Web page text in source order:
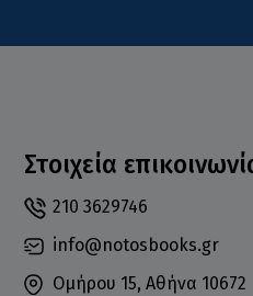
Στοιχεία
210 3629746
info@notosbooks.gr
Ομήρου 15, Αθήνα 10672